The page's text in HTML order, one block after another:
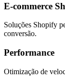
E-commerce
Soluções Shopify
conversão.
Performance
Otimização de